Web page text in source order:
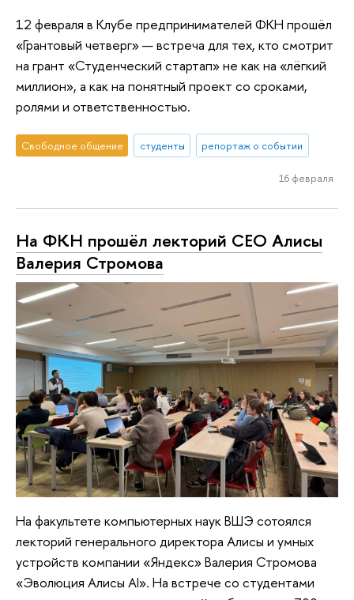
12 февраля в Клубе предпринимателей ФКН прошёл
«Грантовый четверг» — встреча для тех, кто смотрит
на грант «Студенческий стартап» не как на «лёгкий
миллион», а как на понятный проект со сроками,
ролями и ответственностью.
Свободное общение студенты репортаж о событии
16 февраля
На ФКН прошёл лекторий СЕО Алисы
Валерия Стромова
На факультете компьютерных наук ВШЭ сотоялся
лекторий генерального директора Алисы и умных
устройств компании «Яндекс» Валерия Стромова
«Эволюция Алисы AI». На встрече со студентами